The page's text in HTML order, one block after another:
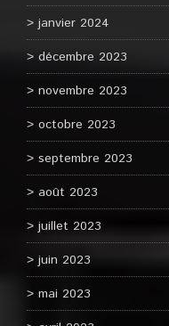
janvier 2024
décembre 2023
novembre 2023
octobre 2023
septembre 2023
août 2023
juillet 2023
juin 2023
mai 2023